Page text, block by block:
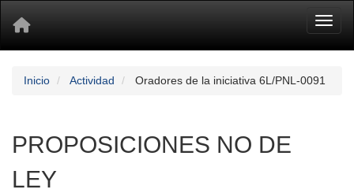
Inicio Actividad Oradores de la iniciativa 6L/PNL-0091
PROPOSICIONES NO DE
LEY